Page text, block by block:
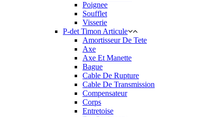
Poignee
Soufflet
Visserie
P-det Timon Articule
Amortisseur De Tete
Axe
Axe Et Manette
Bague
Cable De Rupture
Cable De Transmission
Compensateur
Corps
Entretoise